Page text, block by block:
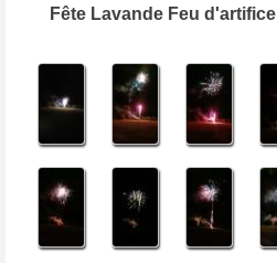
Fête Lavande Feu d'artifice